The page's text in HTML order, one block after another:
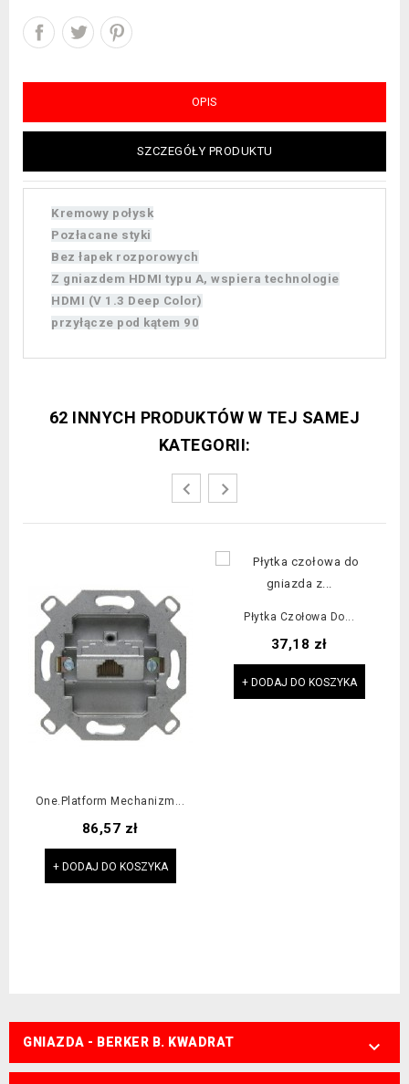
OPIS
SZCZEGÓŁY PRODUKTU
Kremowy połysk
Pozłacane styki
Bez łapek rozporowych
Z gniazdem HDMI typu A, wspiera technologie
HDMI (V 1.3 Deep Color)
przyłącze pod kątem 90
62 INNYCH PRODUKTÓW W TEJ SAMEJ
KATEGORII:
One.platform Mechanizm...
Cena
86,57 zł
+ DODAJ DO KOSZYKA
Płytka Czołowa Do...
Cena
37,18 zł
+ DODAJ DO KOSZYKA
GNIAZDA - BERKER B. KWADRAT 